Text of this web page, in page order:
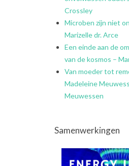
Crossley
Microben zijn niet
Marizelle dr. Arce
Een einde aan de
van de kosmos –
Van moeder tot
Madeleine
Meuwessen
Samenwerkingen